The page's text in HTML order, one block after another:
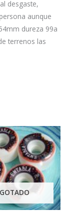
desgaste,
aunque
dureza 99a
terrenos las